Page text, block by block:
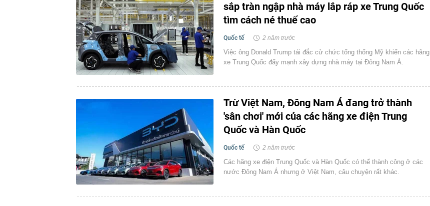
sắp tràn ngập nhà máy lắp ráp xe Trung Quốc
tìm cách né thuế cao
Quốc tế 2 năm trước
Việc ông Donald Trump tái đắc cử chức tổng thống Mỹ khiến các hãng
xe Trung Quốc đẩy mạnh xây dựng nhà máy tại Đông Nam Á.
Trừ Việt Nam, Đông Nam Á đang trở thành
'sân chơi' mới của các hãng xe điện Trung
Quốc và Hàn Quốc
Quốc tế 2 năm trước
Các hãng xe điện Trung Quốc và Hàn Quốc có thể thành công ở các
nước Đông Nam Á nhưng ở Việt Nam, câu chuyện rất khác.